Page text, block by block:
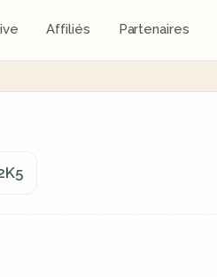
Affiliés Partenaires